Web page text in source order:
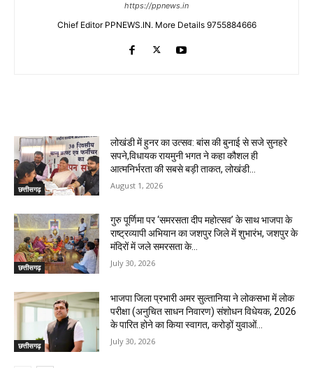
https://ppnews.in
Chief Editor PPNEWS.IN. More Details 9755884666
छत्तीसगढ़
लोखंडी में हुनर का उत्सव: बांस की बुनाई से सजे सुनहरे
सपने,विधायक रायमुनी भगत ने कहा कौशल ही
आत्मनिर्भरता की सबसे बड़ी ताकत, लोखंडी...
August 1, 2026
छत्तीसगढ़
गुरु पूर्णिमा पर ‘समरसता दीप महोत्सव’ के साथ भाजपा के
राष्ट्रव्यापी अभियान का जशपुर जिले में शुभारंभ, जशपुर के
मंदिरों में जले समरसता के...
July 30, 2026
छत्तीसगढ़
भाजपा जिला प्रभारी अमर सुल्तानिया ने लोकसभा में लोक
परीक्षा (अनुचित साधन निवारण) संशोधन विधेयक, 2026
के पारित होने का किया स्वागत, करोड़ों युवाओं...
July 30, 2026